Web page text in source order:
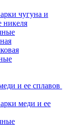
чугуна и
никеля
и ее сплавов
меди и ее